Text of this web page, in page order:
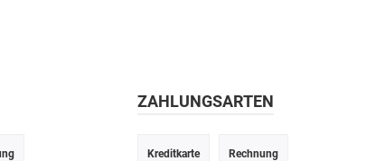
ZAHLUNGSARTEN
Kreditkarte Rechnung